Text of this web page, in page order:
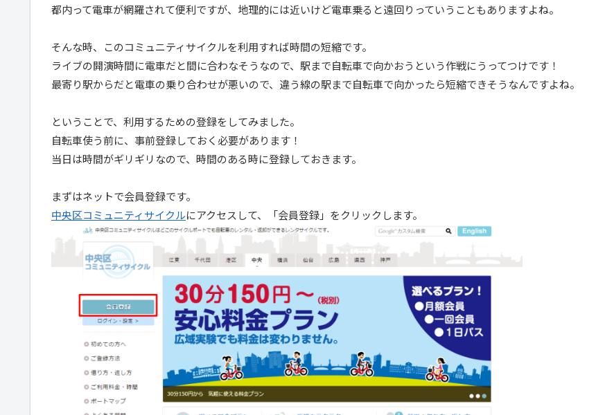
都内って電車が網羅されて便利ですが、地理的には近いけど電車乗ると遠回りっていうこともありますよね。
そんな時、このコミュニティサイクルを利用すれば時間の短縮です。
ライブの開演時間に電車だと間に合わなそうなので、駅まで自転車で向かおうという作戦にうってつけです！
最寄り駅からだと電車の乗り合わせが悪いので、違う線の駅まで自転車で向かったら短縮できそうなんですよね。
ということで、利用するための登録をしてみました。
自転車使う前に、事前登録しておく必要があります！
当日は時間がギリギリなので、時間のある時に登録しておきます。
まずはネットで会員登録です。
中央区コミュニティサイクルにアクセスして、「会員登録」をクリックします。